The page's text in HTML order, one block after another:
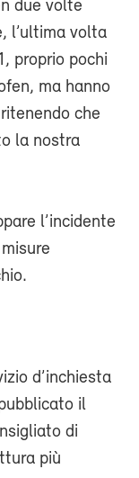
due volte
l’ultima volta
proprio pochi
ma hanno
che
la nostra
l’incidente
d’inchiesta
il
di
più